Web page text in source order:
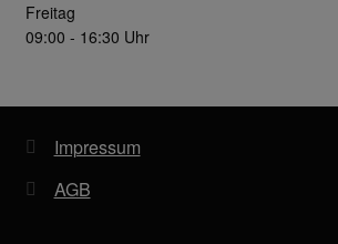
Freitag
09:00 - 16:30 Uhr
Impressum
AGB